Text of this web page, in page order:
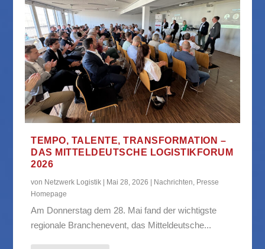
TEMPO, TALENTE, TRANSFORMATION –
DAS MITTELDEUTSCHE LOGISTIKFORUM
2026
von Netzwerk Logistik | Mai 28, 2026 | Nachrichten Presse
Homepage
Am Donnerstag dem 28. Mai fand der wichtigste
regionale Branchenevent, das Mitteldeutsche...